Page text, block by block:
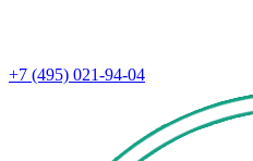
+7 (495) 021-94-04